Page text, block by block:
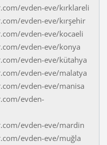
evden-eve/kırklareli
evden-eve/kırşehir
evden-eve/kocaeli
evden-eve/konya
evden-eve/kütahya
evden-eve/malatya
evden-eve/manisa
evden-
evden-eve/mardin
evden-eve/muğla